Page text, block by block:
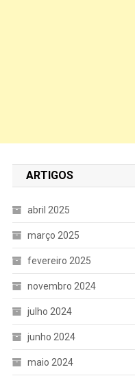
ARTIGOS
abril 2025
março 2025
fevereiro 2025
novembro 2024
julho 2024
junho 2024
maio 2024